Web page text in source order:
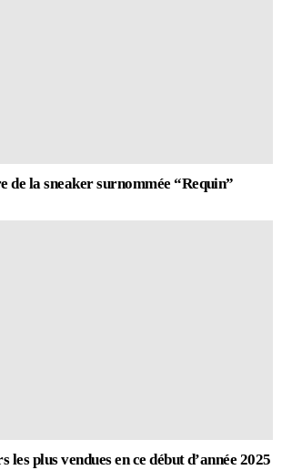
de la sneaker surnommée “Requin”
les plus vendues en ce début d’année 2025